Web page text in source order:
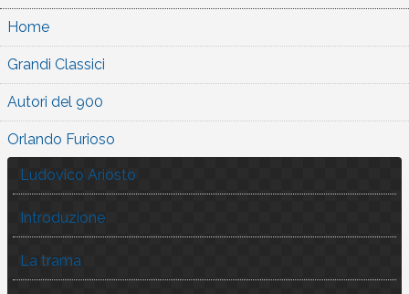
Home
Grandi Classici
Autori del 900
Orlando Furioso
Ludovico Ariosto
Introduzione
La trama